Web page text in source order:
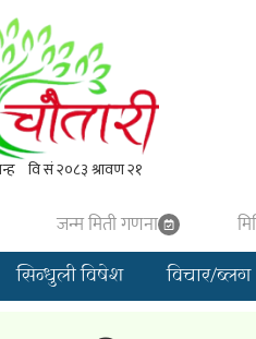
जन्म मिती गणना
सिन्धुली विषेश विचार/ब्लग